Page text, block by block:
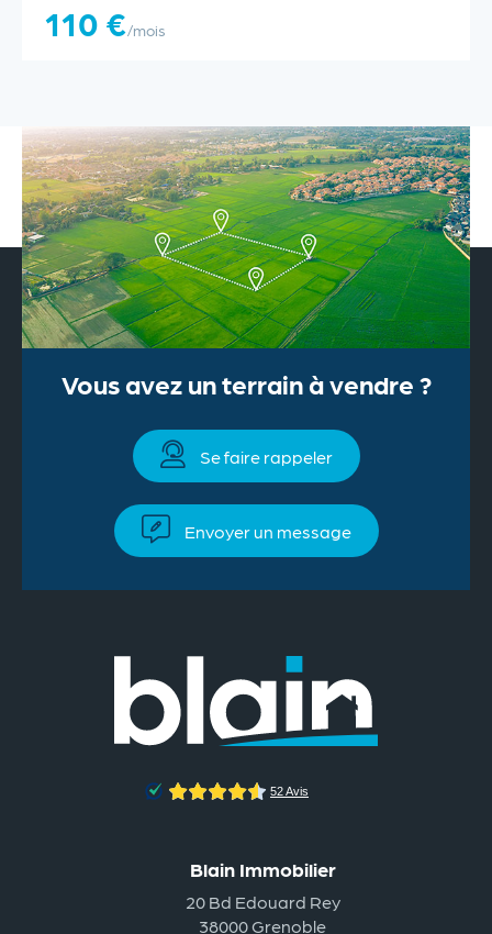
110 €/mois
Vous avez un terrain à vendre ?
Se faire rappeler
Envoyer un message
Blain Immobilier
20 Bd Edouard Rey
38000 Grenoble